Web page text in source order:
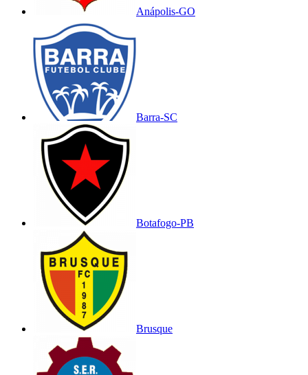
Anápolis-GO
Barra-SC
Botafogo-PB
Brusque